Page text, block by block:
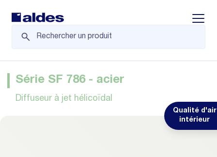
Qualité d'air
intérieur
Série SF 786 - acier
Diffuseur à jet hélicoïdal